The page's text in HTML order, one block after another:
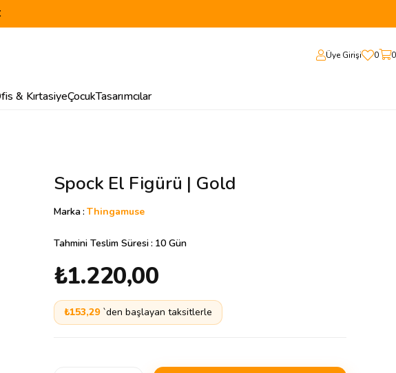
Üye Girişi 0 0
& KırtasiyeÇocukTasarımcılar
Spock El Figürü | Gold
Marka: Thingamuse
Tahmini Teslim Süresi: 10 Gün
₺1.220,00
₺153,29 `den başlayan taksitlerle